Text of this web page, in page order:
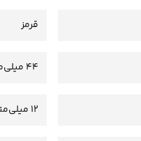
قرمز
44 میلی‌متر
12 میلی‌متر